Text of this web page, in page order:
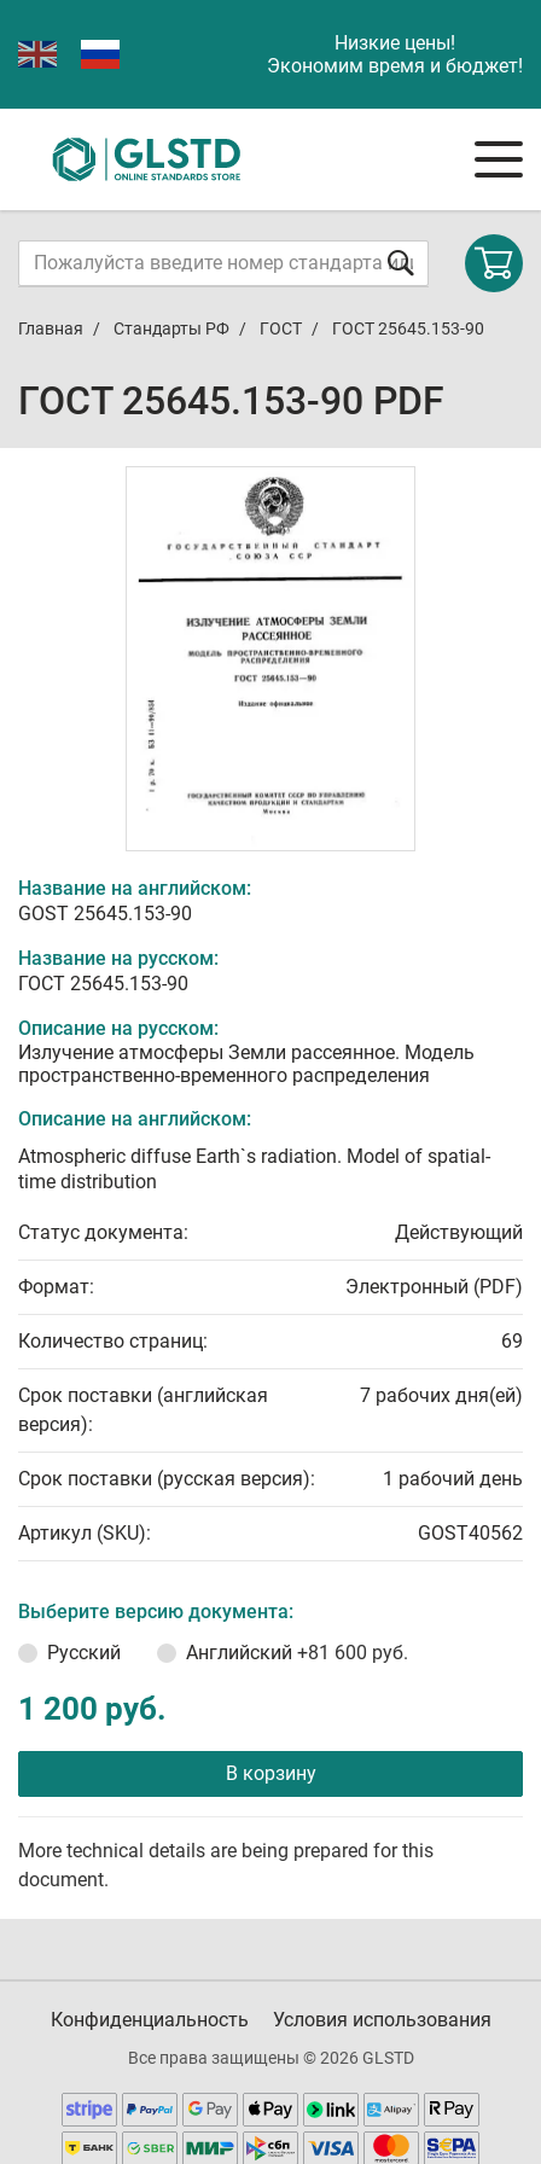
Низкие цены!
Экономим время и бюджет!
Главная Стандарты РФ ГОСТ ГОСТ 25645.153-90
ГОСТ 25645.153-90 PDF
Название на английском:
GOST 25645.153-90
Название на русском:
ГОСТ 25645.153-90
Описание на русском:
Излучение атмосферы Земли рассеянное. Модель
пространственно-временного распределения
Описание на английском:
Atmospheric diffuse Earth`s radiation. Model of spatial-
time distribution
Статус документа: Действующий
Формат: Электронный (PDF)
Количество страниц: 69
Срок поставки (английская
версия):
7 рабочих дня(ей)
Срок поставки (русская версия): 1 рабочий день
Артикул (SKU): GOST40562
Выберите версию документа:
Русский
Английский +81 600 руб.
1 200 руб.
В корзину
More technical details are being prepared for this
document.
Конфиденциальность Условия использования
Все права защищены © 2026 GLSTD